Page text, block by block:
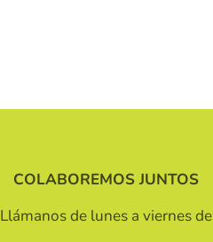
COLABOREMOS JUNTOS
Llámanos de lunes a viernes de